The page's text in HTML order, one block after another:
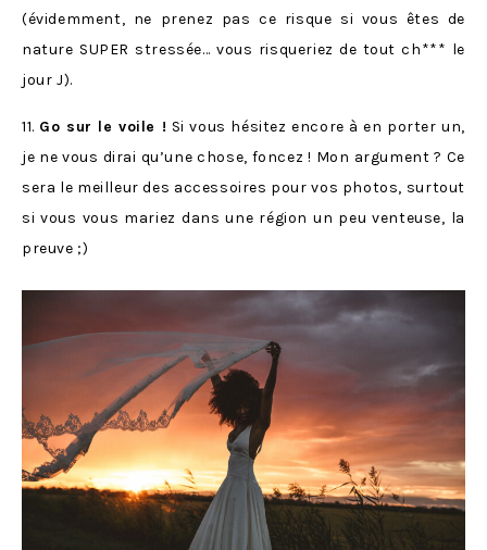
(évidemment, ne prenez pas ce risque si vous êtes de
nature SUPER stressée… vous risqueriez de tout ch*** le
jour J).
11. Go sur le voile ! Si vous hésitez encore à en porter un,
je ne vous dirai qu’une chose, foncez ! Mon argument ? Ce
sera le meilleur des accessoires pour vos photos, surtout
si vous vous mariez dans une région un peu venteuse, la
preuve ;)